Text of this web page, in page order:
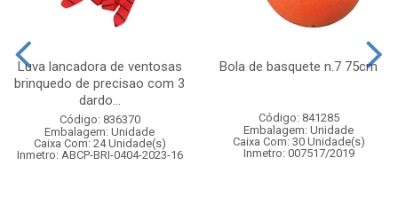
Luva lancadora de ventosas
brinquedo de precisao com 3
dardo...
Código: 836370
Embalagem: Unidade
Caixa Com: 24 Unidade(s)
Inmetro: ABCP-BRI-0404-2023-16
Bola de basquete n.7 75cm
Código: 841285
Embalagem: Unidade
Caixa Com: 30 Unidade(s)
Inmetro: 007517/2019